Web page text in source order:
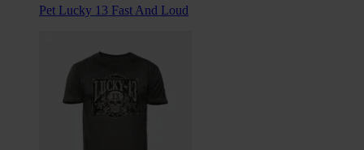
Pet Lucky 13 Fast And Loud